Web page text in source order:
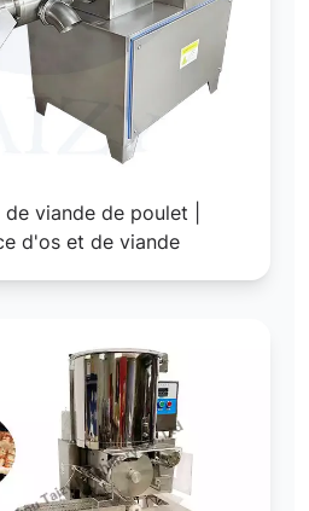
viande de poulet |
d'os et de viande